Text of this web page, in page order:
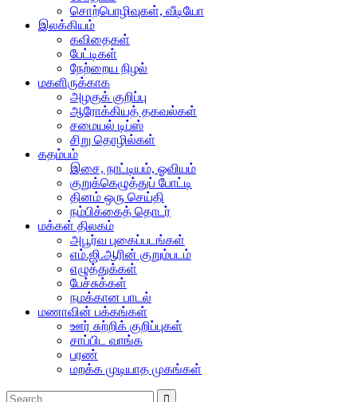
சொற்பொழிவுகள், வீடியோ
இலக்கியம்
கவிதைகள்
பேட்டிகள்
நேற்றைய நிழல்
மகளிருக்காக
அழகுக் குறிப்பு
ஆரோக்கியத் தகவல்கள்
சமையல் டிப்ஸ்
சிறு தொழில்கள்
கதம்பம்
இசை, நாட்டியம், ஓவியம்
குறுக்கெழுத்துப் போட்டி
தினம் ஒரு செய்தி
நம்பிக்கைத் தொடர்
மக்கள் திலகம்
அபூர்வ புகைப்படங்கள்
எம்.ஜி.ஆரின் குறும்படம்
எழுத்துக்கள்
பேச்சுக்கள்
நமக்கான பாடல்
மணாவின் பக்கங்கள்
ஊர் சுற்றிக் குறிப்புகள்
சாப்பிட வாங்க
பரண்
மறக்க முடியாத முகங்கள்